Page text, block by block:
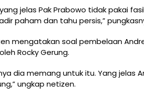
jelas Pak Prabowo tidak pakai
paham dan tahu persis,”
mengatakan soal pembelaan
Rocky Gerung.
dia memang untuk itu. Yang jelas
ungkap netizen.